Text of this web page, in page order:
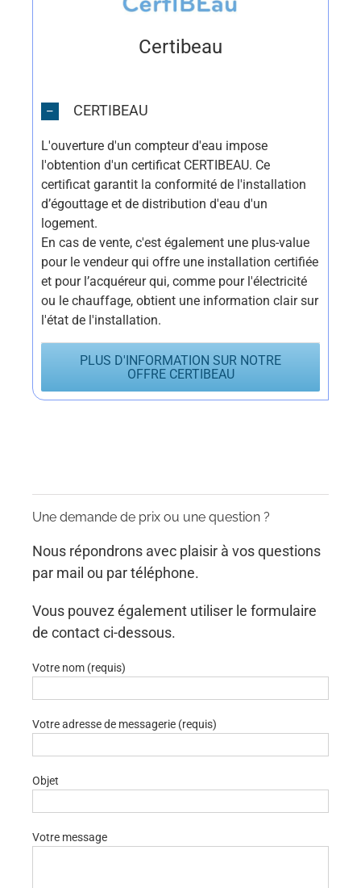
Certibeau
CERTIBEAU
L'ouverture d'un compteur d'eau impose
l'obtention d'un certificat CERTIBEAU. Ce
certificat garantit la conformité de l'installation
d’égouttage et de distribution d'eau d'un
logement.
En cas de vente, c'est également une plus-value
pour le vendeur qui offre une installation certifiée
et pour l’acquéreur qui, comme pour l'électricité
ou le chauffage, obtient une information clair sur
l'état de l'installation.
PLUS D'INFORMATION SUR NOTRE
OFFRE CERTIBEAU
Une demande de prix ou une question ?
Nous répondrons avec plaisir à vos questions
par mail ou par téléphone.
Vous pouvez également utiliser le formulaire
de contact ci-dessous.
Votre nom (requis)
Votre adresse de messagerie (requis)
Objet
Votre message